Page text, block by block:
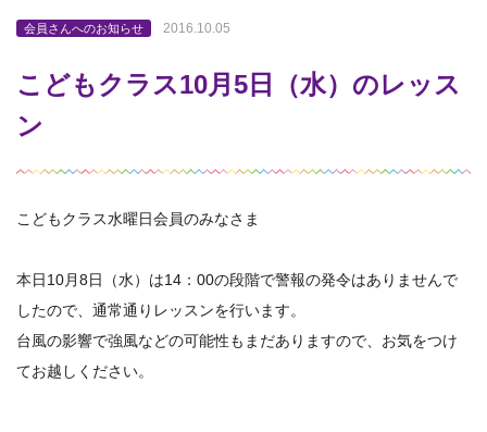
会員さんへのお知らせ 2016.10.05
こどもクラス10月5日（水）のレッス
ン
こどもクラス水曜日会員のみなさま
本日10月8日（水）は14：00の段階で警報の発令はありませんで
したので、通常通りレッスンを行います。
台風の影響で強風などの可能性もまだありますので、お気をつけ
てお越しください。